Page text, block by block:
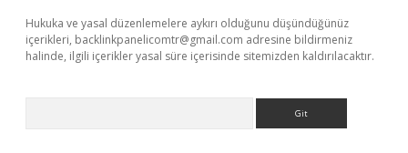
Hukuka ve yasal düzenlemelere aykırı olduğunu düşündüğünüz
içerikleri, backlinkpanelicomtr@gmail.com adresine bildirmeniz
halinde, ilgili içerikler yasal süre içerisinde sitemizden kaldırılacaktır.